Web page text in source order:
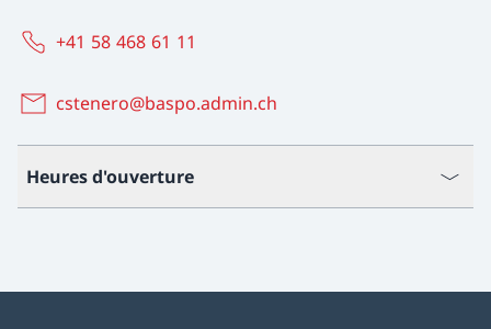
+41 58 468 61 11
cstenero@baspo.admin.ch
Heures d'ouverture